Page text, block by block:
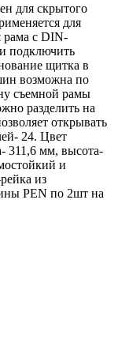
для скрытого
для
рама с DIN-
подключить
щитка в
возможна по
съемной рамы
разделить на
открывать
24. Цвет
311,6 мм, высота-
и
из
PEN по 2шт на